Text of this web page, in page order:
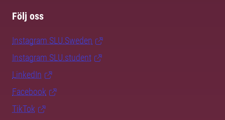
Följ oss
Instagram SLU.Sweden
Instagram SLU.student
LinkedIn
Facebook
TikTok